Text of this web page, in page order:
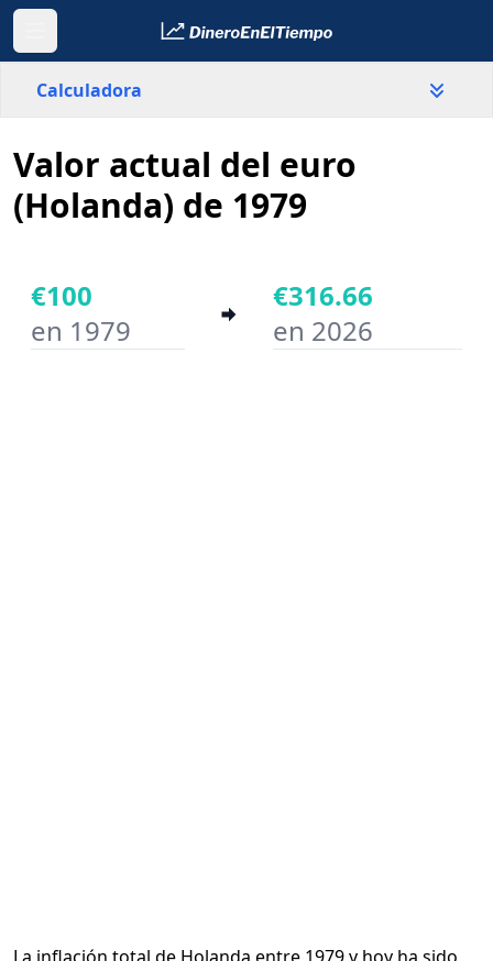
Calculadora
Holanda
País
Año inicial
Valor actual del euro
(Holanda) de 1979
€100
en 1979
€316.66
en 2026